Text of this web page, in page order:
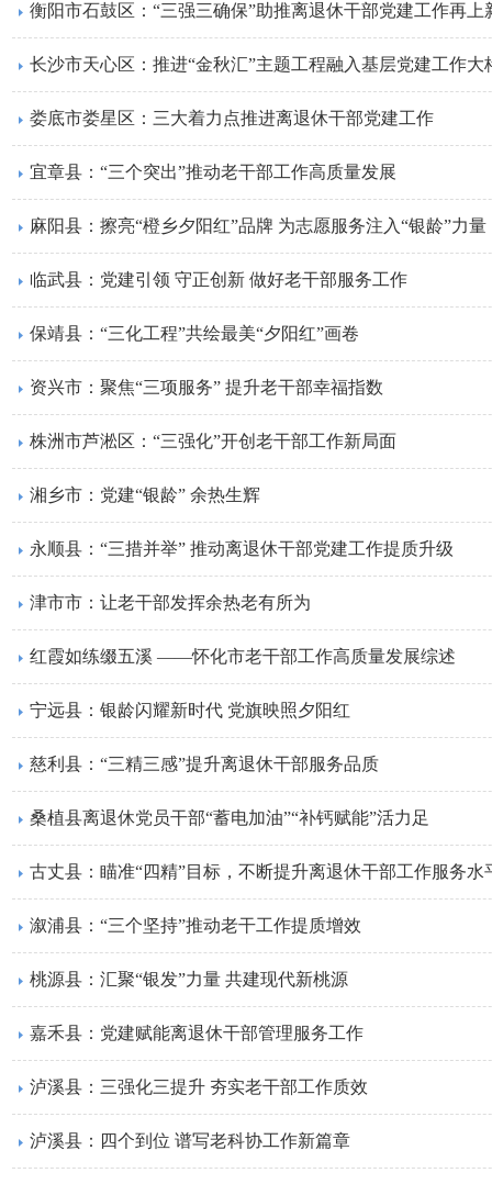
衡阳市石鼓区：“三强三确保”助推离退休干部党建工作再上
长沙市天心区：推进“金秋汇”主题工程融入基层党建工作大
娄底市娄星区：三大着力点推进离退休干部党建工作
宜章县：“三个突出”推动老干部工作高质量发展
麻阳县：擦亮“橙乡夕阳红”品牌 为志愿服务注入“银龄”力量
临武县：党建引领 守正创新 做好老干部服务工作
保靖县：“三化工程”共绘最美“夕阳红”画卷
资兴市：聚焦“三项服务” 提升老干部幸福指数
株洲市芦淞区：“三强化”开创老干部工作新局面
湘乡市：党建“银龄” 余热生辉
永顺县：“三措并举” 推动离退休干部党建工作提质升级
津市市：让老干部发挥余热老有所为
红霞如练缀五溪 ——怀化市老干部工作高质量发展综述
宁远县：银龄闪耀新时代 党旗映照夕阳红
慈利县：“三精三感”提升离退休干部服务品质
桑植县离退休党员干部“蓄电加油”“补钙赋能”活力足
古丈县：瞄准“四精”目标，不断提升离退休干部工作服务水
溆浦县：“三个坚持”推动老干工作提质增效
桃源县：汇聚“银发”力量 共建现代新桃源
嘉禾县：党建赋能离退休干部管理服务工作
泸溪县：三强化三提升 夯实老干部工作质效
泸溪县：四个到位 谱写老科协工作新篇章